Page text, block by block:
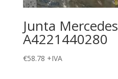
Junta Mercedes
A4221440280
€58.78 +IVA